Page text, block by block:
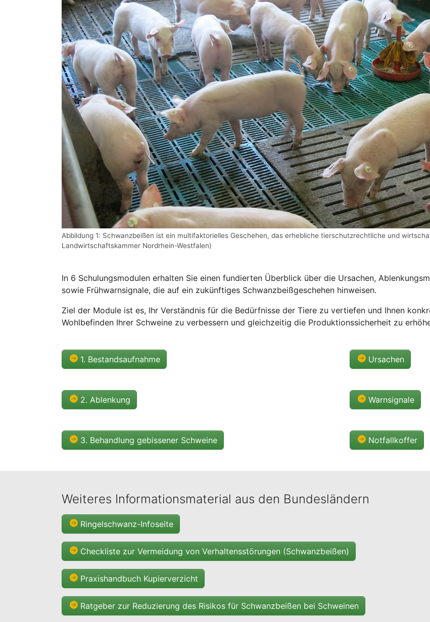
Abbildung 1: Schwanzbeißen ist ein multifaktorielles Geschehen, das erhebliche tierschutzrechtliche und
Landwirtschaftskammer Nordrhein-Westfalen)
In 6 Schulungsmodulen erhalten Sie einen fundierten Überblick über die Ursachen,
sowie Frühwarnsignale, die auf ein zukünftiges Schwanzbeißgeschehen hinweisen.
Ziel der Module ist es, Ihr Verständnis für die Bedürfnisse der Tiere zu vertiefen und Ihnen
Wohlbefinden Ihrer Schweine zu verbessern und gleichzeitig die Produktionssicherheit zu
1. Bestandsaufnahme
2. Ablenkung
3. Behandlung gebissener Schweine
Ursachen
Warnsignale
Notfallkoffer
Weiteres Informationsmaterial aus den Bundesländern
Ringelschwanz-Infoseite
Checkliste zur Vermeidung von Verhaltensstörungen (Schwanzbeißen)
Praxishandbuch Kupierverzicht
Ratgeber zur Reduzierung des Risikos für Schwanzbeißen bei Schweinen